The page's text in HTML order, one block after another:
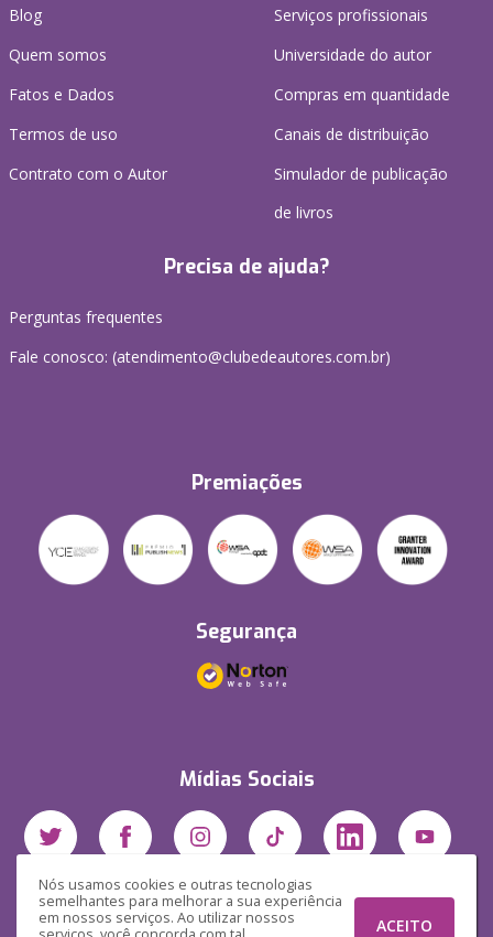
Nós usamos cookies e outras tecnologias
semelhantes para melhorar a sua experiência
em nossos serviços. Ao utilizar nossos
ACEITO
Blog
Quem somos
Fatos e Dados
Termos de uso
Contrato com o Autor
Serviços profissionais
Universidade do autor
Compras em quantidade
Canais de distribuição
Simulador de publicação
de livros
Precisa de ajuda?
Perguntas frequentes
Fale conosco: (atendimento@clubedeautores.com.br)
Premiações
Segurança
Mídias Sociais